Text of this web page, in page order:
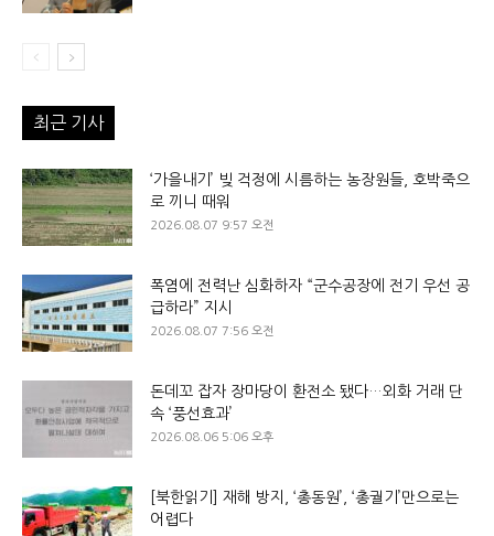
최근 기사
‘가을내기’ 빚 걱정에 시름하는 농장원들, 호박죽으
로 끼니 때워
2026.08.07 9:57 오전
폭염에 전력난 심화하자 “군수공장에 전기 우선 공
급하라” 지시
2026.08.07 7:56 오전
돈데꼬 잡자 장마당이 환전소 됐다…외화 거래 단
속 ‘풍선효과’
2026.08.06 5:06 오후
[북한읽기] 재해 방지, ‘총동원’, ‘총궐기’만으로는
어렵다